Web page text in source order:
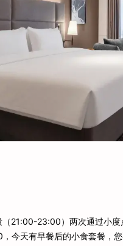
21:00-23:00）两次通过小
今天有早餐后的小食套餐，